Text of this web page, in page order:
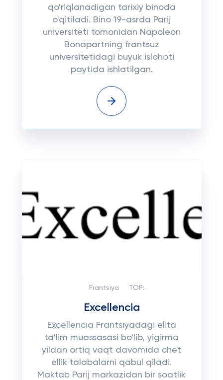
qo'riqlanadigan tarixiy binoda
o'qitiladi. Bino 19-asrda Parij
universiteti tomonidan Napoleon
Bonapartning frantsuz
universitetidagi buyuk islohoti
paytida ishlatilgan.
Frantsiya TOP:
Excellencia
Excellencia Frantsiyadagi elita
ta'lim muassasasi bo'lib, yigirma
yildan ortiq vaqt davomida chet
ellik talabalarni qabul qiladi.
Maktab Parij markazidan bir soatlik